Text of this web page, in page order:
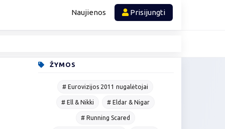
Naujienos Prisijungti
ŽYMOS
# Eurovizijos 2011 nugalėtojai
# Ell & Nikki # Eldar & Nigar
# Running Scared